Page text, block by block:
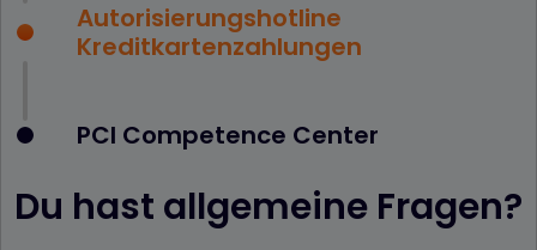
Autorisierungshotline
Kreditkartenzahlungen
PCI Competence Center
Du hast allgemeine Fragen?